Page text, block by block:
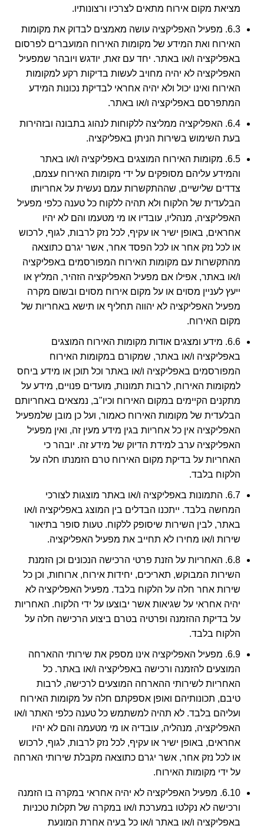
מציאת מקום אירוח מתאים לצרכיו ורצונותיו.
6.3. מפעיל האפליקציה עושה מאמצים לבדוק את מקומות
האירוח ואת המידע של מקומות האירוח המועברים לפרסום
באפליקציה ו/או באתר. יחד עם זאת, יודגש ויובהר שמפעיל
האפליקציה לא יהיה מחויב לעשות בדיקות רקע למקומות
האירוח ואינו יכול ולא יהיה אחראי לבדיקת נכונות המידע
המתפרסם באפליקציה ו/או באתר.
6.4. האפליקציה ממליצה ללקוחות לנהוג בתבונה ובזהירות
בעת השימוש בשירות הניתן באפליקציה.
6.5. מקומות האירוח המוצגים באפליקציה ו/או באתר
והמידע עליהם מסופקים על ידי מקומות האירוח עצמם,
צדדים שלישיים, שההתקשרות עמם נעשית על אחריותו
הבלעדית של הלקוח ולא תהיה ללקוח כל טענה כלפי מפעיל
האפליקציה, מנהליו, עובדיו או מי מטעמו והם לא יהיו
אחראים, באופן ישיר או עקיף, לכל נזק לרבות, לגוף, לרכוש
או לכל נזק אחר או לכל הפסד אחר, אשר יגרם כתוצאה
מהתקשרות עם מקומות האירוח המפורסמים באפליקציה
ו/או באתר, אפילו אם מפעיל האפליקציה הזהיר, המליץ או
ייעץ לעניין מסוים או על מקום אירוח מסוים ובשום מקרה
מפעיל האפליקציה לא יהווה תחליף או תישא באחריות של
מקום האירוח.
6.6. מידע ומצגים אודות מקומות האירוח המוצגים
באפליקציה ו/או באתר, שמקורם במקומות האירוח
המפורסמים באפליקציה ו/או באתר וכל תוכן או מידע ביחס
למקומות האירוח, לרבות תמונות, מועדים פנויים, מידע על
מתקנים הקיימים במקום האירוח וכיו"ב, נמצאים באחריותם
הבלעדית של מקומות האירוח כאמור, ועל כן מובן שלמפעיל
האפליקציה אין כל אחריות בגין מידע מעין זה, ואין מפעיל
האפליקציה ערב למידת הדיוק של מידע זה. יובהר כי
האחריות על בדיקת מקום האירוח טרם הזמנתו חלה על
הלקוח בלבד.
6.7. התמונות באפליקציה ו/או באתר מוצגות לצורכי
המחשה בלבד. ייתכנו הבדלים בין המוצג באפליקציה ו/או
באתר, לבין השירות שיסופק ללקוח. טעות סופר בתיאור
שירות ו/או מחירו לא תחייב את מפעיל האפליקציה.
6.8. האחריות על הזנת פרטי הרכישה הנכונים וכן הזמנת
השירות המבוקש, תאריכים, יחידות אירוח, ארוחות, וכן כל
שירות אחר חלה על הלקוח בלבד. מפעיל האפליקציה לא
יהיה אחראי על שגיאות אשר יבוצעו על ידי הלקוח. האחריות
על בדיקת ההזמנה ופרטיה בטרם ביצוע הרכישה חלה על
הלקוח בלבד.
6.9. מפעיל האפליקציה אינו מספק את שירותי ההארחה
המוצעים להזמנה ורכישה באפליקציה ו/או באתר. כל
האחריות לשירותי ההארחה המוצעים לרכישה, לרבות
טיבם, תכונותיהם ואופן אספקתם חלה על מקומות האירוח
ועליהם בלבד. לא תהיה למשתמש כל טענה כלפי האתר ו/או
האפליקציה, מנהליה, עובדיה או מי מטעמה והם לא יהיו
אחראים, באופן ישיר או עקיף, לכל נזק לרבות, לגוף, לרכוש
או לכל נזק אחר, אשר יגרם כתוצאה מקבלת שירותי הארחה
על ידי מקומות האירוח.
6.10. מפעיל האפליקציה לא יהיה אחראי במקרה בו הזמנה
ורכישה לא נקלטו במערכת ו/או במקרה של תקלות טכניות
באפליקציה ו/או באתר ו/או כל בעיה אחרת המונעת